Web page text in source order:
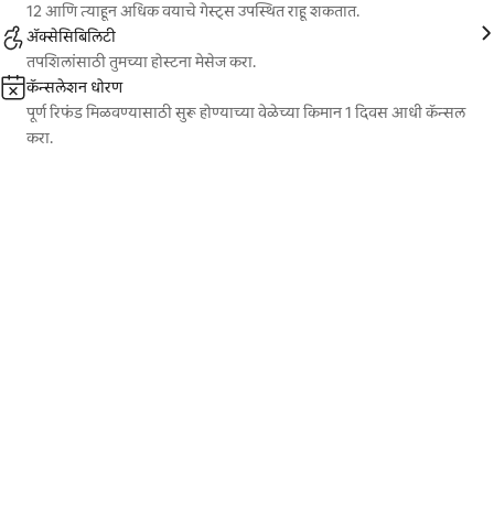
12 आणि त्याहून अधिक वयाचे गेस्ट्स उपस्थित राहू शकतात.
ॲक्सेसिबिलिटी
तपशिलांसाठी तुमच्या होस्टना मेसेज करा.
कॅन्सलेशन धोरण
पूर्ण रिफंड मिळवण्यासाठी सुरू होण्याच्या वेळेच्या किमान 1 दिवस आधी कॅन्सल
करा.